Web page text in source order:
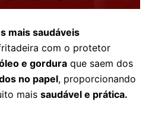
mais saudáveis
com o protetor
e gordura que saem dos
no papel, proporcionando
mais saudável e prática.